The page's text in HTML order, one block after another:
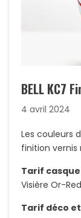
BELL KC7
4 avril 2024
Les couleurs
finition vernis
Tarif
Visière Or-
Tarif déco